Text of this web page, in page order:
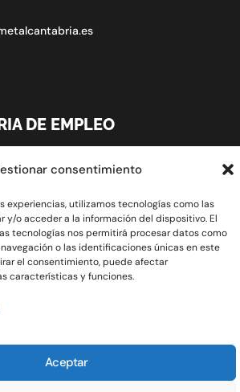
consentimiento
experiencias, utilizamos tecnologías como las
y/o acceder a la información del dispositivo. El
tecnologías nos permitirá procesar datos como
o las identificaciones únicas en este
el consentimiento, puede afectar
características y funciones.
Aceptar
DE EMPLEO
(UE)